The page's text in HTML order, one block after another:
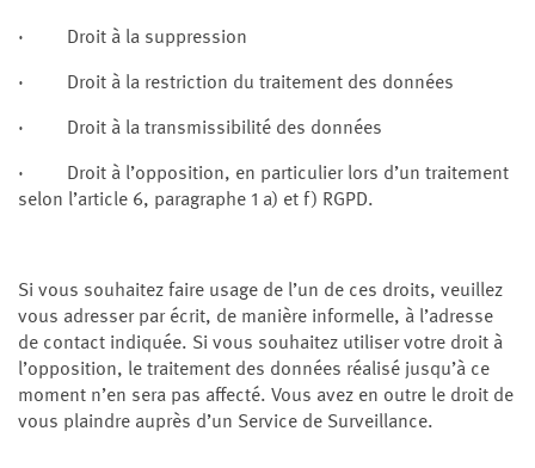
· Droit à la suppression
· Droit à la restriction du traitement des données
· Droit à la transmissibilité des données
· Droit à l’opposition, en particulier lors d’un traitement
selon l’article 6, paragraphe 1 a) et f) RGPD.
Si vous souhaitez faire usage de l’un de ces droits, veuillez
vous adresser par écrit, de manière informelle, à l’adresse
de contact indiquée. Si vous souhaitez utiliser votre droit à
l’opposition, le traitement des données réalisé jusqu’à ce
moment n’en sera pas affecté. Vous avez en outre le droit de
vous plaindre auprès d’un Service de Surveillance.